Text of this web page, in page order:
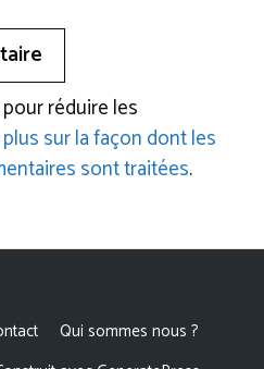
réduire les
sur la façon dont les
sont traitées.
Qui sommes nous ?